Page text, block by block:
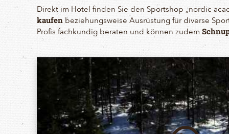
Direkt im Hotel finden Sie den Sportshop „nordic
kaufen beziehungsweise Ausrüstung für diverse
Profis fachkundig beraten und können zudem